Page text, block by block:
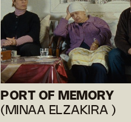
PORT OF MEMORY
(MINAA ELZAKIRA )